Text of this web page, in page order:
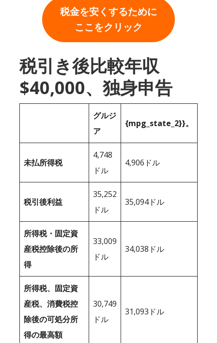
税金を安くするために
ここをクリック
税引き後比較年収
$40,000、独身申告
グルジ
ア
{mpg_state_2}}。
未払所得税
4,748
ドル
4,906ドル
税引後利益
35,252
ドル
35,094ドル
所得税・固定資
産税控除後の所
得
33,009
ドル
34,038ドル
所得税、固定資
産税、消費税控
除後の可処分所
得の最高額
30,749
ドル
31,093ドル